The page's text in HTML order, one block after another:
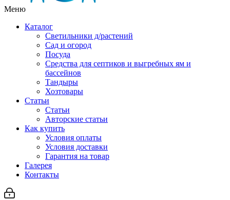
Меню
Каталог
Светильники д/растений
Сад и огород
Посуда
Средства для септиков и выгребных ям и
бассейнов
Тандыры
Хозтовары
Статьи
Статьи
Авторские статьи
Как купить
Условия оплаты
Условия доставки
Гарантия на товар
Галерея
Контакты